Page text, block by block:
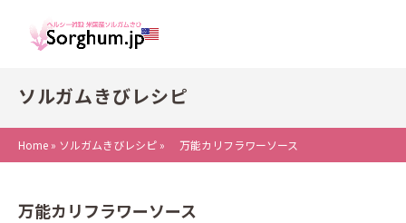
ソルガムきびレシピ
Home » ソルガムきびレシピ » 万能カリフラワーソース
万能カリフラワーソース